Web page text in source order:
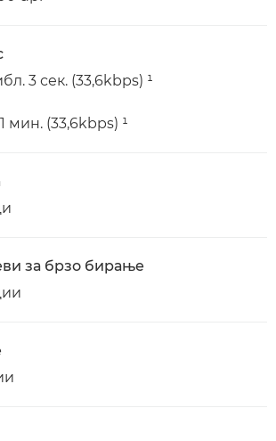
3 сек. (33,6kbps) ¹
мин. (33,6kbps) ¹
за брзо бирање